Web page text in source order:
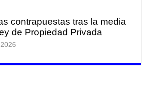
contrapuestas tras la media
de Propiedad Privada